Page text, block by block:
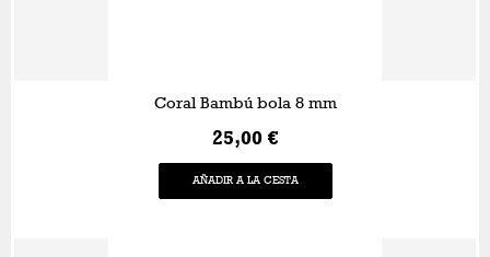
Coral Bambú bola 8 mm
25,00 €
AÑADIR A LA CESTA